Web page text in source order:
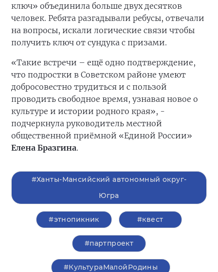
ключ» объединила больше двух десятков
человек. Ребята разгадывали ребусы, отвечали
на вопросы, искали логические связи чтобы
получить ключ от сундука с призами.
«Такие встречи – ещё одно подтверждение,
что подростки в Советском районе умеют
добросовестно трудиться и с пользой
проводить свободное время, узнавая новое о
культуре и истории родного края», -
подчеркнула руководитель местной
общественной приёмной «Единой России»
Елена Бразгина.
#Ханты-Мансийский автономный округ-
Югра
#этнопикник #квест
#партпроект
#КультураМалойРодины